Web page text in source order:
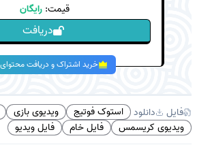
قیمت: رایگان
دریافت
خرید اشتراک و دریافت
فایل دانلود استوک فوتیج ویدیوی بازی
ویدیوی کریسمس
فایل خام فایل ویدیو